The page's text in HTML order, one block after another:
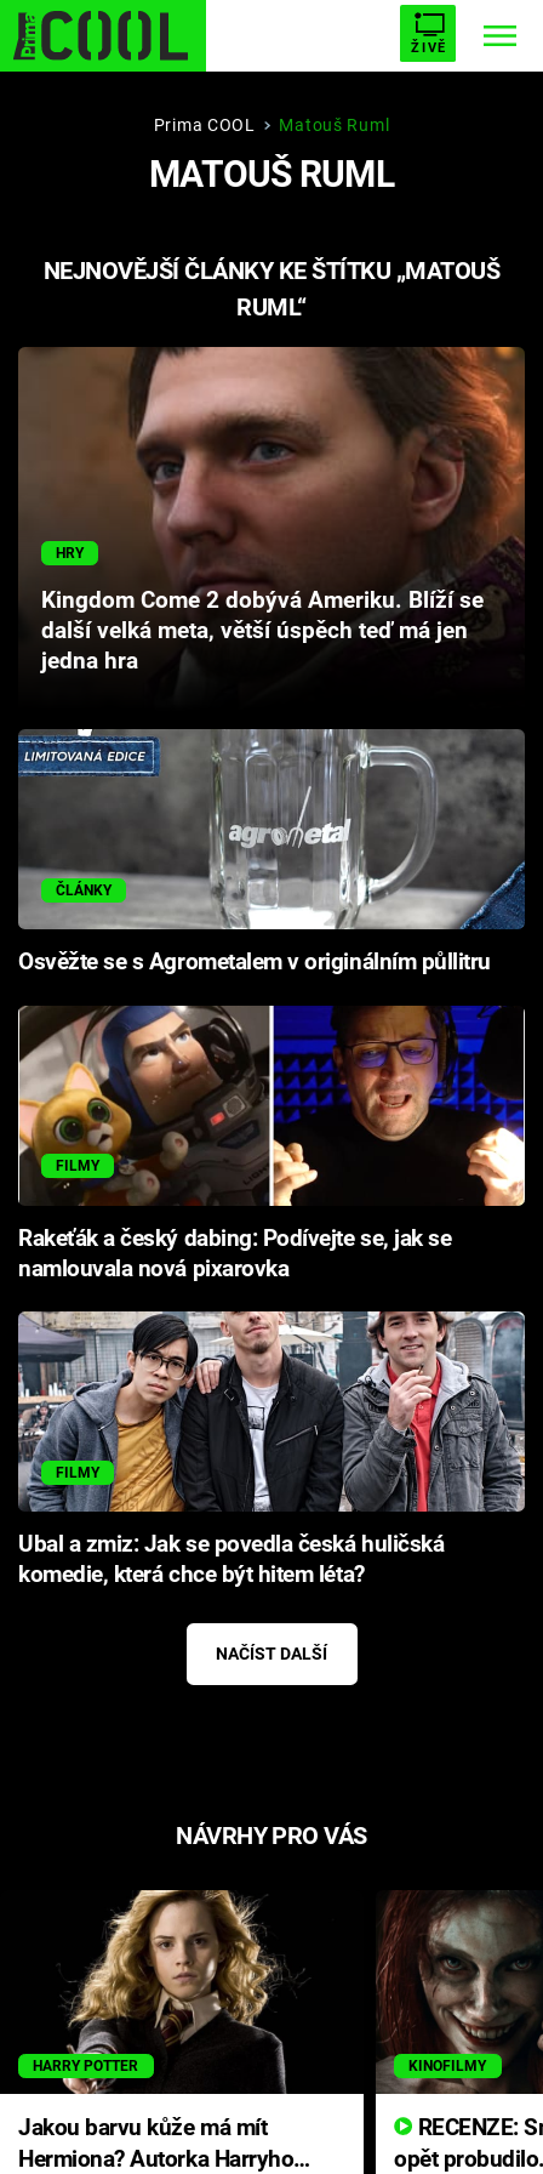
ŽIVĚ
STARHOUSE BUFFY, PŘEMOŽITELKA UPÍRŮ
PLNEJ KOTEL AVENGERS 5
Cool Esport
Pořady
Sledujte prima+
Prima COOL Matouš Ruml
MATOUŠ RUML
NEJNOVĚJŠÍ ČLÁNKY KE ŠTÍTKU „MATOUŠ
RUML“
HRY
Kingdom Come 2 dobývá Ameriku. Blíží se
další velká meta, větší úspěch teď má jen
jedna hra
ČLÁNKY
Osvěžte se s Agrometalem v originálním půllitru
FILMY
Rakeťák a český dabing: Podívejte se, jak se
namlouvala nová pixarovka
FILMY
Ubal a zmiz: Jak se povedla česká huličská
komedie, která chce být hitem léta?
NAČÍST DALŠÍ
NÁVRHY PRO VÁS
HARRY POTTER
Jakou barvu kůže má mít
Hermiona? Autorka Harryho
KINOFILMY
opět